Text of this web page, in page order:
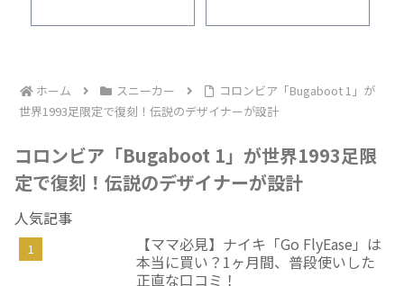
ホーム スニーカー
コロンビア「Bugaboot 1」が
世界1993足限定で復刻！伝説のデザイナーが設計
コロンビア「Bugaboot 1」が世界1993足限
定で復刻！伝説のデザイナーが設計
人気記事
【ママ必見】ナイキ「Go FlyEase」は
本当に買い？1ヶ月間、普段使いした
正直な口コミ！